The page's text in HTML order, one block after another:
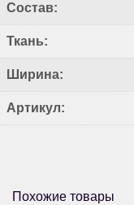
Состав:
Ткань:
Ширина:
Артикул:
Похожие товары